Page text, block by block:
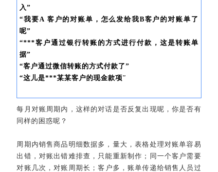
入”
“我要A 客户的对账单，怎么发给我B客户的对账单了
呢”
“***客户通过银行转账的方式进行付款，这是转账单
据”
“客户通过微信转账的方式付款了”
“这儿是***某某客户的现金款项”
每月对账周期内，这样的对话是否反复出现呢，你是否有
同样的困惑呢？
周期内销售商品明细数据多，量大，表格处理对账单容易
出错，对账出错难排查，只能重新制作；同一个客户需要
对账几次，对账周期长；客户多，账单传递给销售人员过